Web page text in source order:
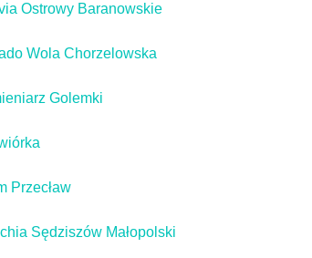
Ostrowy Baranowskie
Wola Chorzelowska
Golemki
Przecław
Sędziszów Małopolski